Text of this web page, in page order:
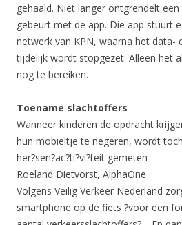
gehaald. Niet langer ontgrendelt
gebeurt met de app. Die app stuurt
netwerk van KPN, waarna het data-
tijdelijk wordt stopgezet. Alleen het
nog te bereiken.
Toename slachtoffers
Wanneer kinderen de opdracht
hun mobieltje te negeren, wordt
her?sen?ac?ti?vi?teit gemeten
Roeland Dietvorst, AlphaOne
Volgens Veilig Verkeer Nederland
smartphone op de fiets ?voor een